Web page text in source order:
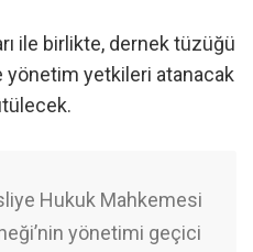
ile birlikte, dernek tüzüğü
yetkileri atanacak
Hukuk Mahkemesi
yönetimi geçici